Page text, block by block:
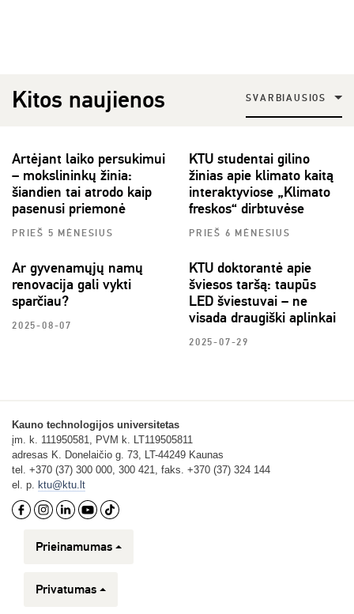
Kitos naujienos SVARBIAUSIOS
Artėjant laiko persukimui
– mokslininkų žinia:
šiandien tai atrodo kaip
pasenusi priemonė
PRIEŠ 5 MĖNESIUS
KTU studentai gilino
žinias apie klimato kaitą
interaktyviose „Klimato
freskos“ dirbtuvėse
PRIEŠ 6 MĖNESIUS
Ar gyvenamųjų namų
renovacija gali vykti
sparčiau?
2025-08-07
KTU doktorantė apie
šviesos taršą: taupūs
LED šviestuvai – ne
visada draugiški aplinkai
2025-07-29
Kauno technologijos universitetas
įm. k. 111950581, PVM k. LT119505811
adresas K. Donelaičio g. 73, LT-44249 Kaunas
tel. +370 (37) 300 000, 300 421, faks. +370 (37) 324 144
el. p. ktu@ktu.lt
Prieinamumas
Privatumas